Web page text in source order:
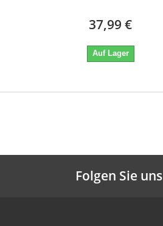
37,99 €
Auf Lager
Folgen Sie uns